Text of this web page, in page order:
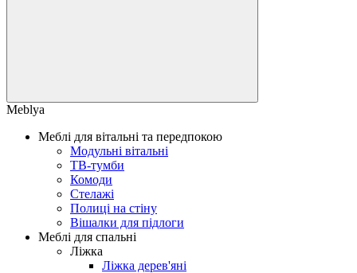
Meblya
Меблі для вітальні та передпокою
Модульні вітальні
ТВ-тумби
Комоди
Стелажі
Полиці на стіну
Вішалки для підлоги
Меблі для спальні
Ліжка
Ліжка дерев'яні